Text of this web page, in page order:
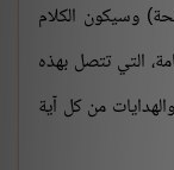
وسيكون الكلام
التي تتصل بهذه
من كل آية